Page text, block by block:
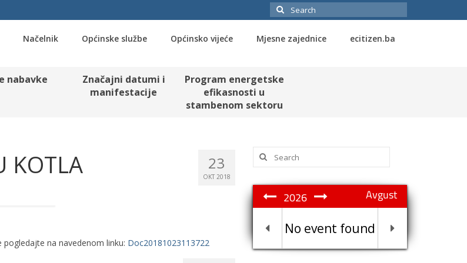
Search
for:
Načelnik Općinske službe Općinsko vijeće Mjesne zajednice ecitizen.ba
nabavke
Značajni datumi i
manifestacije
Program energetske
efikasnosti u
stambenom sektoru
23
OKT 2018
KOTLA
na navedenom linku: Doc20181023113722
Search
for:
Avgust
2026
No event found